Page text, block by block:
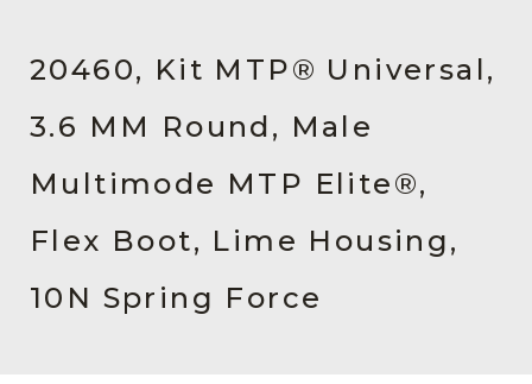
解决方案
产品
资源
关于我们
20460, Kit MTP® Universal,
3.6 MM Round, Male
Multimode MTP Elite®,
Flex Boot, Lime Housing,
10N Spring Force